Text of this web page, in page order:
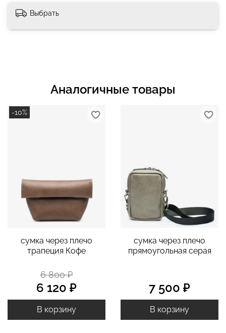
Выбрать
Аналогичные товары
-10%
cумка через плечо
трапеция Кофе
6 800 ₽
6 120 ₽
В корзину
cумка через плечо
прямоугольная серая
7 500 ₽
В корзину